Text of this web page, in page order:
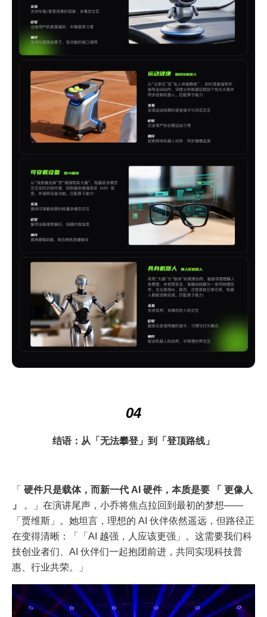
04
结语：从「无法攀登」到「登顶路线」
「 硬件只是载体，而新一代 AI 硬件，本质是要 「 更像人
」
。」在演讲尾声，小乔将焦点拉回到最初的梦想——
「贾维斯」。她坦言，理想的 AI 伙伴依然遥远，但路径正
在变得清晰：「「AI 越强，人应该更强」。这需要我们科
技创业者们、AI 伙伴们一起抱团前进，共同实现科技普
惠、行业共荣。」